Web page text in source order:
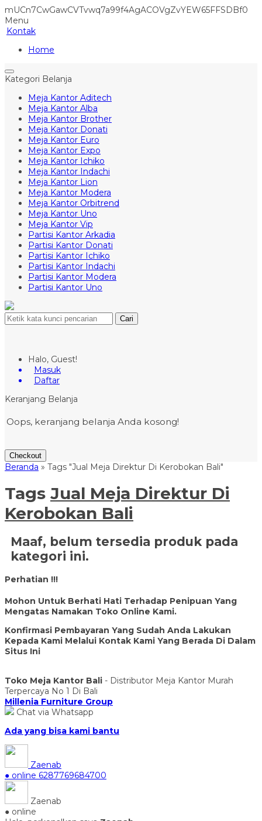
mUCn7CwGawCVTvwq7a99f4AgACOVgZvYEW65FFSDBf0
Menu
Kontak
Home
Kategori Belanja
Meja Kantor Aditech
Meja Kantor Alba
Meja Kantor Brother
Meja Kantor Donati
Meja Kantor Euro
Meja Kantor Expo
Meja Kantor Ichiko
Meja Kantor Indachi
Meja Kantor Lion
Meja Kantor Modera
Meja Kantor Orbitrend
Meja Kantor Uno
Meja Kantor Vip
Partisi Kantor Arkadia
Partisi Kantor Donati
Partisi Kantor Ichiko
Partisi Kantor Indachi
Partisi Kantor Modera
Partisi Kantor Uno
Cari
Halo, Guest!
Masuk
Daftar
Keranjang Belanja
Oops, keranjang belanja Anda kosong!
Checkout
Beranda » Tags "Jual Meja Direktur Di Kerobokan Bali"
Tags Jual Meja Direktur Di
Kerobokan Bali
Maaf, belum tersedia produk pada
kategori ini.
Perhatian !!!
Mohon Untuk Berhati Hati Terhadap Penipuan Yang
Mengatas Namakan Toko Online Kami.
Konfirmasi Pembayaran Yang Sudah Anda Lakukan
Kepada Kami Melalui Kontak Kami Yang Berada Di Dalam
Situs Ini
Toko Meja Kantor Bali - Distributor Meja Kantor Murah
Terpercaya No 1 Di Bali
Millenia Furniture Group
Chat via Whatsapp
Ada yang bisa kami bantu
Zaenab
● online 6287769684700
Zaenab
● online